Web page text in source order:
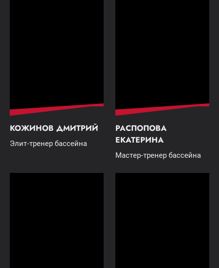
КОЖИНОВ ДМИТРИЙ
Элит-тренер бассейна
РАСПОПОВА
ЕКАТЕРИНА
Мастер-тренер бассейна